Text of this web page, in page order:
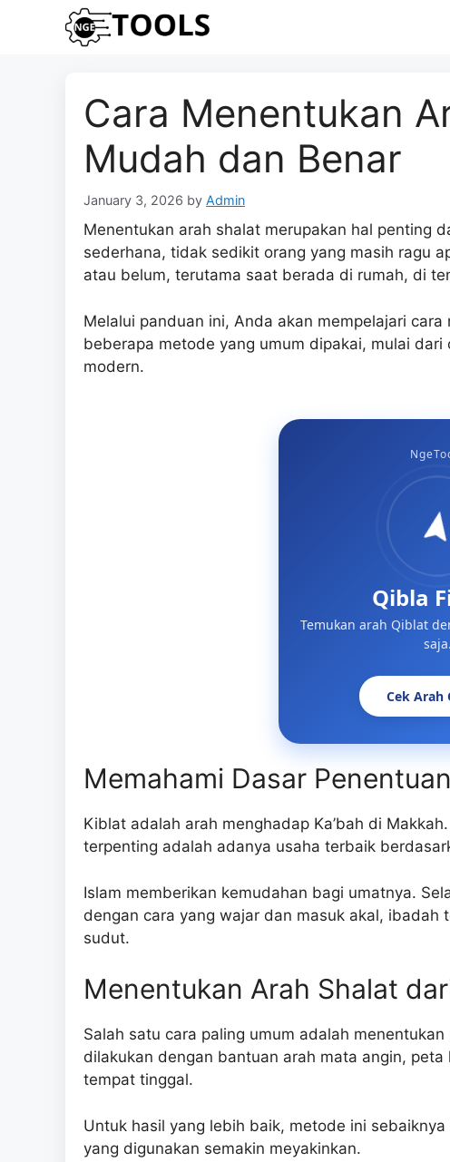
Cara Menentukan
Mudah dan Benar
January 3, 2026 by Admin
Menentukan arah shalat merupakan hal penting
sederhana, tidak sedikit orang yang masih ragu
atau belum, terutama saat berada di rumah, di
Melalui panduan ini, Anda akan mempelajari
beberapa metode yang umum dipakai, mulai
modern.
Qibla
Temukan arah Qiblat
saja.
Cek Arah
Memahami Dasar
Kiblat adalah arah menghadap Ka’bah di
terpenting adalah adanya usaha terbaik
Islam memberikan kemudahan bagi umatnya.
dengan cara yang wajar dan masuk akal,
sudut.
Menentukan Arah Shalat
Salah satu cara paling umum adalah
dilakukan dengan bantuan arah mata angin,
tempat tinggal.
Untuk hasil yang lebih baik, metode ini
yang digunakan semakin meyakinkan.